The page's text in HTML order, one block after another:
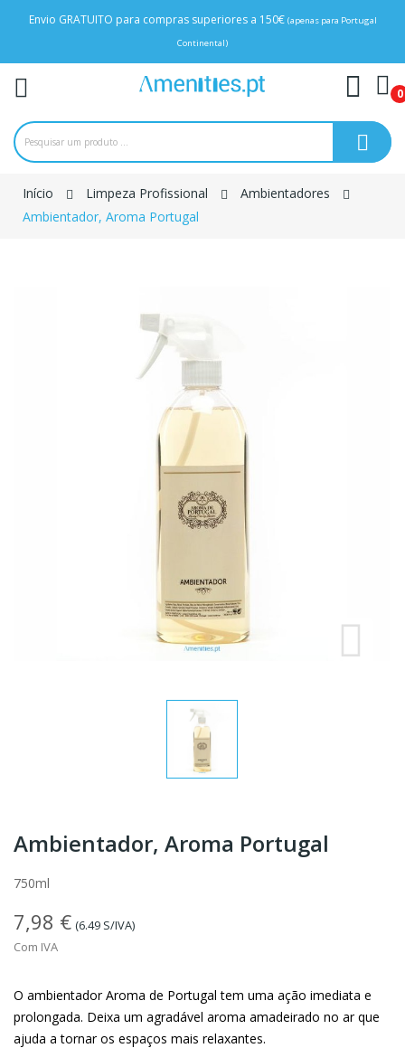
Envio GRATUITO para compras superiores a 150€ (apenas para Portugal
Continental)
0
Início Limpeza Profissional
Ambientadores
Ambientador, Aroma Portugal
Ambientador, Aroma Portugal
750ml
7,98 € (6.49 S/IVA)
Com IVA
O ambientador Aroma de Portugal tem uma ação imediata e
prolongada. Deixa um agradável aroma amadeirado no ar que
ajuda a tornar os espaços mais relaxantes.